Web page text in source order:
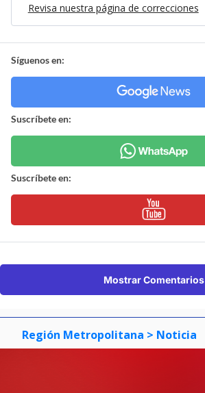
Revisa nuestra página de correcciones
Síguenos en:
Suscríbete en:
Suscríbete en:
Mostrar Comentarios
Región Metropolitana > Noticia